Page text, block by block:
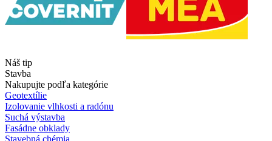
Náš tip
Stavba
Nakupujte podľa kategórie
Geotextílie
Izolovanie vlhkosti a radónu
Suchá výstavba
Fasádne obklady
Stavebná chémia